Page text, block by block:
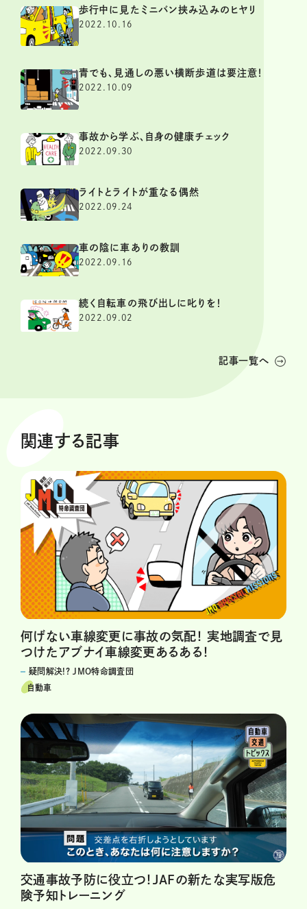
歩行中に見たミニバン挟み込みのヒヤリ
2022.10.16
青でも、見通しの悪い横断歩道は要注意！
2022.10.09
事故から学ぶ、自身の健康チェック
2022.09.30
ライトとライトが重なる偶然
2022.09.24
車の陰に車ありの教訓
2022.09.16
続く自転車の飛び出しに叱りを！
2022.09.02
記事一覧へ
関連する記事
何げない車線変更に事故の気配！ 実地調査で見
つけたアブナイ車線変更あるある！
疑問解決!? JMO特命調査団
自動車
交通事故予防に役立つ！JAFの新たな実写版危
険予知トレーニング